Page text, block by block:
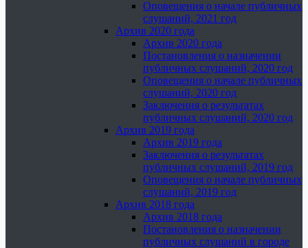
Оповещения о начале публичных
слушаний, 2021 год
Архив 2020 года
Архив 2020 года
Постановления о назначении
публичных слушаний, 2020 год
Оповещения о начале публичных
слушаний, 2020 год
Заключения о результатах
публичных слушаний, 2020 год
Архив 2019 года
Архив 2019 года
Заключения о результатах
публичных слушаний, 2019 год
Оповещения о начале публичных
слушаний, 2019 год
Архив 2018 года
Архив 2018 года
Постановления о назначении
публичных слушаний в городе